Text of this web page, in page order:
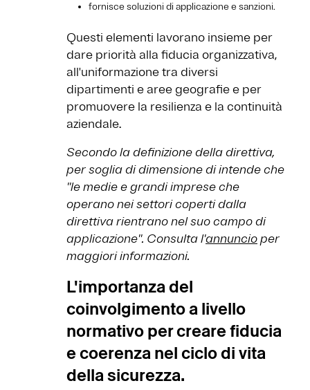
fornisce soluzioni di applicazione e sanzioni.
Questi elementi lavorano insieme per
dare priorità alla fiducia organizzativa,
all'uniformazione tra diversi
dipartimenti e aree geografie e per
promuovere la resilienza e la continuità
aziendale.
Secondo la definizione della direttiva,
per soglia di dimensione di intende che
''le medie e grandi imprese che
operano nei settori coperti dalla
direttiva rientrano nel suo campo di
applicazione''. Consulta l'annuncioper
maggiori informazioni.
L'importanza del
coinvolgimento a livello
normativo per creare fiducia
e coerenza nel ciclo di vita
della sicurezza.